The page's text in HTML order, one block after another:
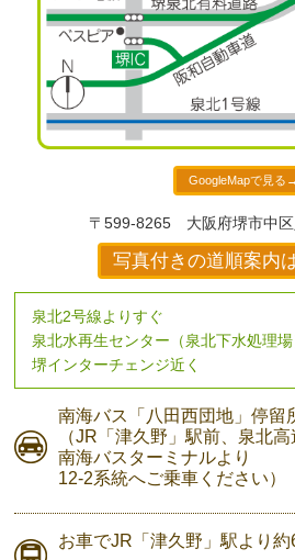
GoogleMapで見る→
〒599-8265 大阪府堺市中
写真付きの道順案内
泉北2号線よりすぐ
泉北水再生センター（泉北下水処理場
堺インターチェンジ近く
南海バス 「八田西団地」停留
（JR「津久野」駅前、 泉北高
南海バスターミナルより
12-2系統へご乗車ください）
お車でJR「津久野」駅より約